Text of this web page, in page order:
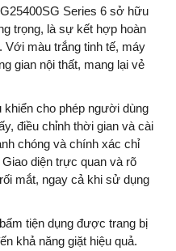
Series 6 sở hữu
trọng, là sự kết hợp hoàn
Với màu trắng tinh tế, máy
gian nội thất, mang lại vẻ
cho phép người dùng
điều chỉnh thời gian và cài
chóng và chính xác chỉ
diện trực quan và rõ
mắt, ngay cả khi sử dụng
tiện dụng được trang bị
khả năng giặt hiệu quả.